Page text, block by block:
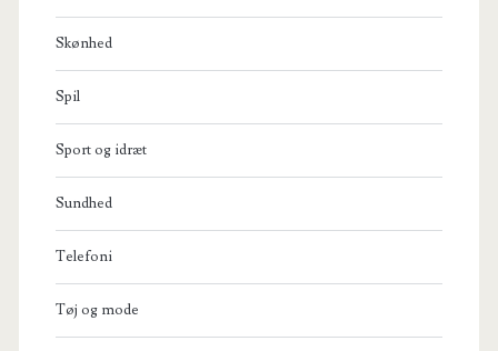
Skønhed
Spil
Sport og idræt
Sundhed
Telefoni
Tøj og mode